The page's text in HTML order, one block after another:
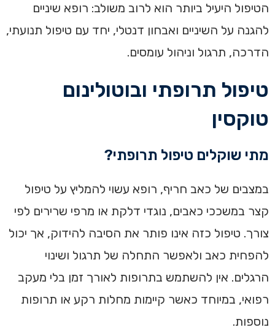
הטיפול היעיל ביותר הוא לרוב משולב: רופא שיניים
להגנה על השיניים ואבחון דנטלי, יחד עם טיפול תנועתי,
הדרכה, תרגול וניהול עומסים.
טיפול תרופתי ובוטולינום
טוקסין
מתי שוקלים טיפול תרופתי?
במצבים של כאב חריף, רופא עשוי להמליץ על טיפול
קצר במשככי כאבים, נוגדי דלקת או מרפי שרירים לפי
צורך. טיפול כזה אינו פותר את הסיבה להידוק, אך יכול
להפחית כאב ולאפשר התחלה של תרגול ושינוי
הרגלים. אין להשתמש בתרופות לאורך זמן בלי מעקב
רפואי, במיוחד כאשר קיימות מחלות רקע או תרופות
נוספות.